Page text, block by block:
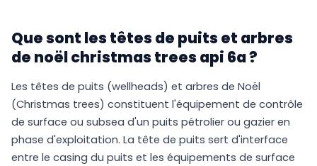
Que sont les têtes de puits et arbres
de noël christmas trees api 6a ?
Les têtes de puits (wellheads) et arbres de Noël
(Christmas trees) constituent l'équipement de contrôle
de surface ou subsea d'un puits pétrolier ou gazier en
phase d'exploitation. La tête de puits sert d'interface
entre le casing du puits et les équipements de surface